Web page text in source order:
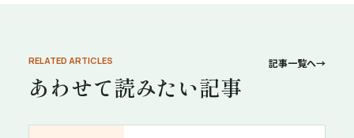
RELATED ARTICLES
あわせて読みたい記事
記事一覧へ→